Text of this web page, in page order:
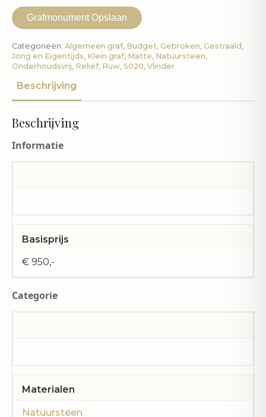
Grafmonument Opslaan
Categorieën: Algemeen graf, Budget Gebroken Gestraald
Jong en Eigentijds Klein graf, Matte Natuursteen
Onderhoudsvrij Reliëf, Ruw S020 Vlinder
Beschrijving
Beschrijving
Informatie
Basisprijs
€ 950,-
Categorie
Materialen
Natuursteen